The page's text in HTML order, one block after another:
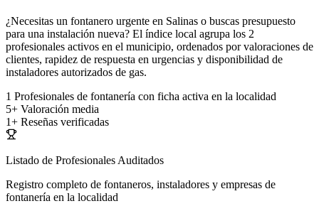
¿Necesitas un fontanero urgente en Salinas o buscas presupuesto
para una instalación nueva? El índice local agrupa los 2
profesionales activos en el municipio, ordenados por valoraciones de
clientes, rapidez de respuesta en urgencias y disponibilidad de
instaladores autorizados de gas.
1 Profesionales de fontanería con ficha activa en la localidad
5+ Valoración media
1+ Reseñas verificadas
Listado de Profesionales Auditados
Registro completo de fontaneros, instaladores y empresas de
fontanería en la localidad